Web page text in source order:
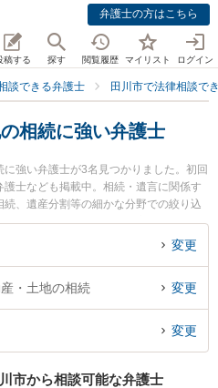
弁護士の方はこちら
稿する 探す 閲覧履歴 マイリスト ログイン
談できる弁護士 田川市で法律相談で
相続に強い弁護士
強い弁護士が3名見つかりました。初回
士なども掲載中。相続・遺言に関係す
、遺産分割等の細かな分野での絞り込
前法律事務所の大竹 健太郎弁護士や田
田法律事務所の井田 和宏弁護士のプロフ
の実績豊富な近くの弁護士を検索した
続を法律相談できる田川市内の弁護士
者さんにおすすめです。
変更
・土地の相続 変更
変更
市から相談可能な弁護士